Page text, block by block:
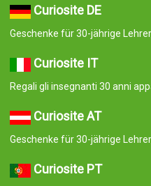
Curiosite DE
Geschenke für 30-jährige
Curiosite IT
Regali gli insegnanti 30 anni
Curiosite AT
Geschenke für 30-jährige
Curiosite PT